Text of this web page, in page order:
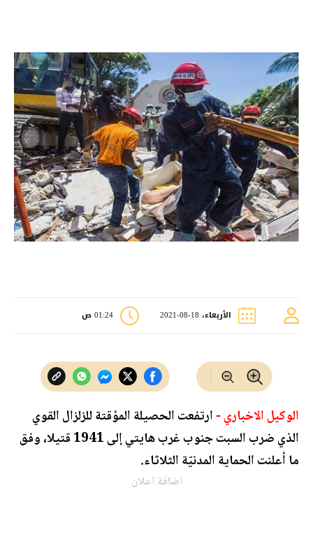
الأربعاء، 18-08-2021 01:24 ص
الوكيل الاخباري -ارتفعت الحصيلة المؤقتة للزلزال القوي
الذي ضرب السبت جنوب غرب هايتي إلى 1941 قتيلا، وفق
ما أعلنت الحماية المدنيّة الثلاثاء.
اضافة اعلان